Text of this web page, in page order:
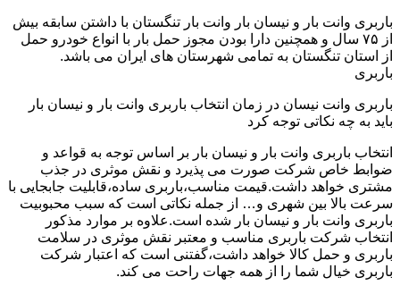
باربری وانت بار و نیسان بار وانت بار تنگستان با داشتن سابقه بیش
از ۷۵ سال و همچنین دارا بودن مجوز حمل بار با انواع خودرو حمل
از استان تنگستان به تمامی شهرستان های ایران می باشد.
باربری
باربری وانت نیسان در زمان انتخاب باربری وانت بار و نیسان بار
باید به چه نکاتی توجه کرد
انتخاب باربری وانت بار و نیسان بار بر اساس توجه به قواعد و
ضوابط خاص شرکت صورت می پذیرد و نقش موثری در جذب
مشتری خواهد داشت.قیمت مناسب،باربری ساده،قابلیت جابجایی با
سرعت بالا بین شهری و… از جمله نکاتی است که سبب محبوبیت
باربری وانت بار و نیسان بار شده است.علاوه بر موارد مذکور
انتخاب شرکت باربری مناسب و معتبر نقش موثری در سلامت
باربری و حمل کالا خواهد داشت،گفتنی است که اعتبار شرکت
باربری خیال شما را از همه جهات راحت می کند.